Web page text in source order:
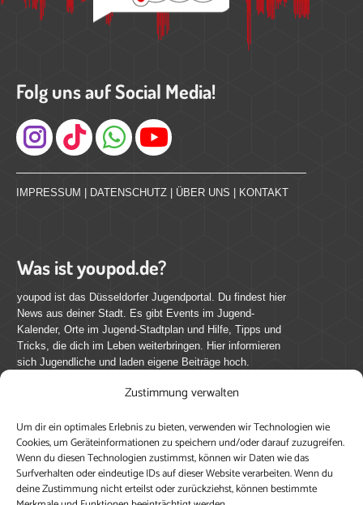
Zustimmung verwalten
Um dir ein optimales Erlebnis zu bieten, verwenden wir Technologien wie
Cookies, um Geräteinformationen zu speichern und/oder darauf zuzugreifen.
Wenn du diesen Technologien zustimmst, können wir Daten wie das
Surfverhalten oder eindeutige IDs auf dieser Website verarbeiten. Wenn du
deine Zustimmung nicht erteilst oder zurückziehst, können bestimmte
Folg uns auf Social Media!
Instagram
IMPRESSUM | DATENSCHUTZ | ÜBER UNS | KONTAKT
Was ist youpod.de?
youpod ist das Düsseldorfer Jugendportal. Du findest hier
News aus deiner Stadt. Es gibt Events im Jugend-
Kalender, Orte im Jugend-Stadtplan und Hilfe, Tipps und
Tricks, die dich im Leben weiterbringen. Hier informieren
sich Jugendliche und laden eigene Beiträge hoch.
youpod.de lebt von Menschen wie dir. Sammel
journalistische Erfahrung, teile deine Perspektive und
veröffentliche deine Beiträge auf youpod.de.Du musst
dich anmelden, um alle Funktionen nutzen zu können, ein